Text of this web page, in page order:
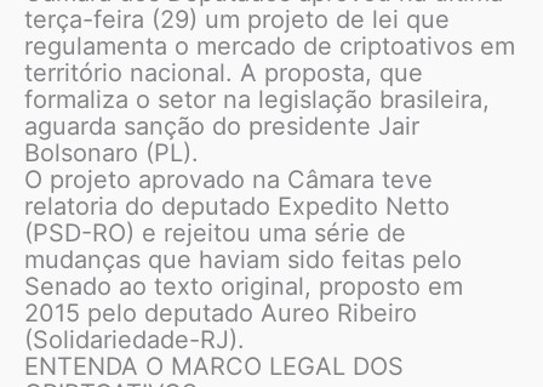
terça-feira (29) um projeto de lei que
regulamenta o mercado de criptoativos em
território nacional. A proposta, que
formaliza o setor na legislação brasileira,
aguarda sanção do presidente Jair
Bolsonaro (PL).
O projeto aprovado na Câmara teve
relatoria do deputado Expedito Netto
(PSD-RO) e rejeitou uma série de
mudanças que haviam sido feitas pelo
Senado ao texto original, proposto em
2015 pelo deputado Aureo Ribeiro
(Solidariedade-RJ).
ENTENDA O MARCO LEGAL DOS